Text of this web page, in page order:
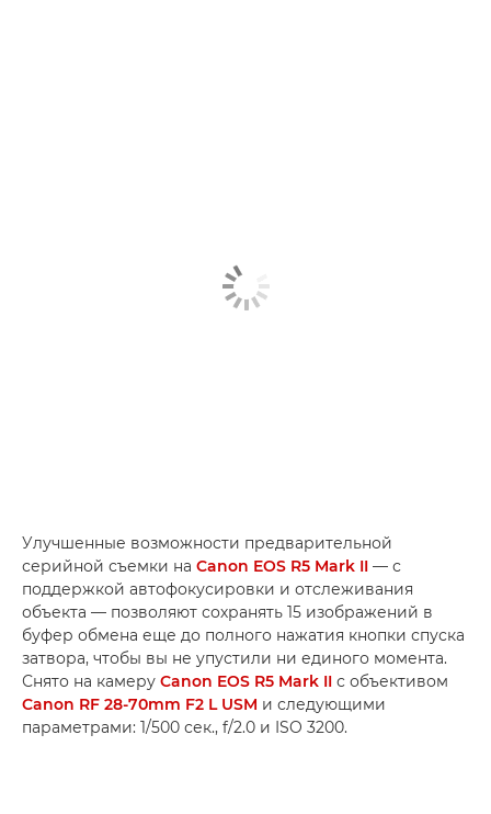
Улучшенные возможности предварительной
серийной съемки на Canon EOS R5 Mark II — с
поддержкой автофокусировки и отслеживания
объекта — позволяют сохранять 15 изображений в
буфер обмена еще до полного нажатия кнопки спуска
затвора, чтобы вы не упустили ни единого момента.
Снято на камеру Canon EOS R5 Mark II с объективом
Canon RF 28-70mm F2 L USM и следующими
параметрами: 1/500 сек., f/2.0 и ISO 3200.